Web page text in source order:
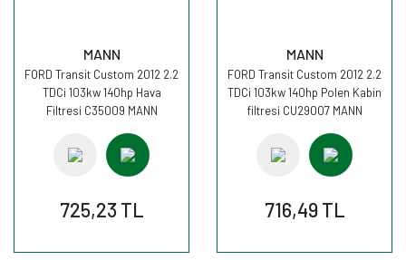
MANN
FORD Transit Custom 2012 2.2
TDCi 103kw 140hp Hava
Filtresi C35009 MANN
725,23 TL
MANN
FORD Transit Custom 2012 2.2
TDCi 103kw 140hp Polen Kabin
filtresi CU29007 MANN
716,49 TL